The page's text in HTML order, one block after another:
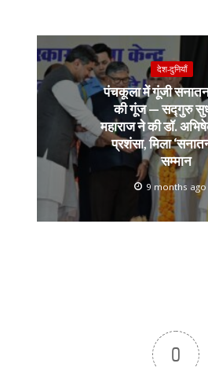
देश-दुनियाँ
पंचकूला में गूंजी
की गूंज — सद्गुरु
महाराज ने की डॉ.
प्रशंसा, मिला ‘सनातन
सम्मान
9 months ago
0